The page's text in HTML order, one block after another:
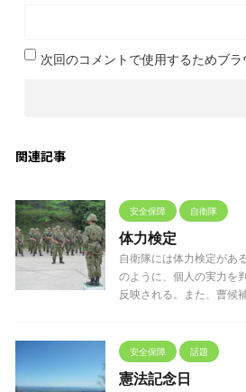
次回のコメントで使用するためブ
関連記事
安全保障 自衛隊
体力検定
自衛隊には体力検定があ
のように、個人の実力を
反映される。また、曹候
安全保障 話題
憲法記念日